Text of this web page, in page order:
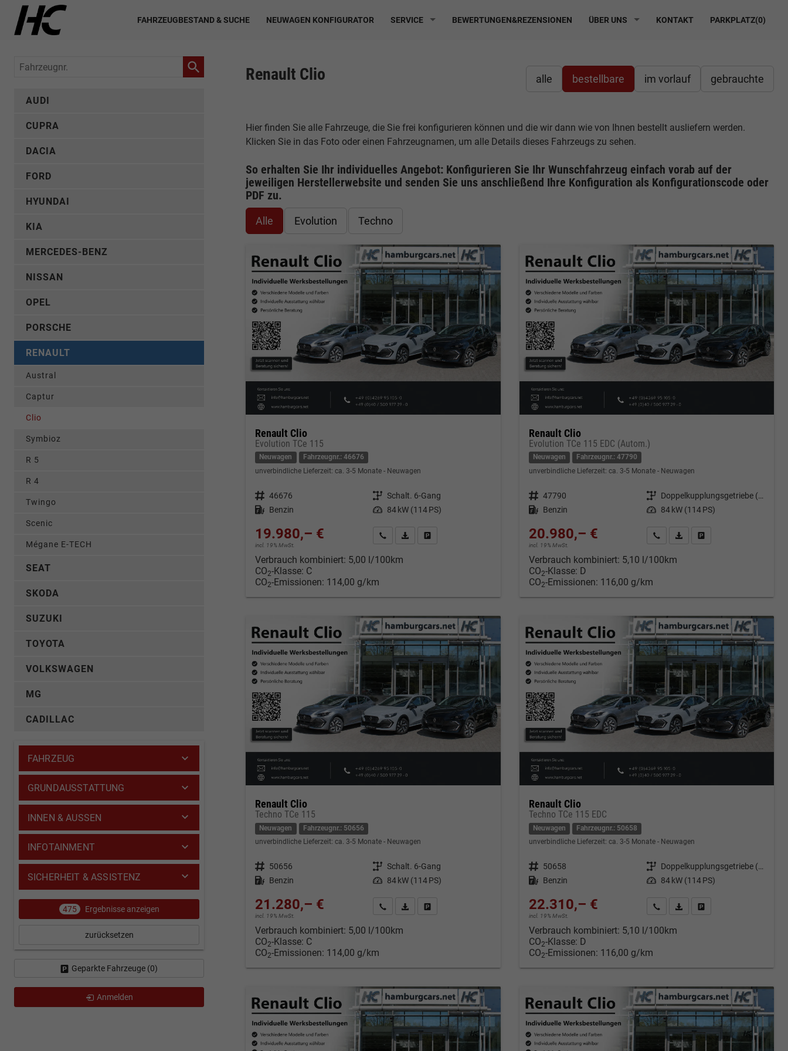
FAHRZEUGBESTAND & SUCHE NEUWAGEN KONFIGURATOR SERVICE BEWERTUNGEN&REZENSIONEN ÜBER UNS KONTAKT PARKPLATZ(0)
alle bestellbare im vorlauf gebrauchte
Renault Clio
Hier finden Sie alle Fahrzeuge, die Sie frei konfigurieren können und die wir dann wie von Ihnen bestellt ausliefern werden.
Klicken Sie in das Foto oder einen Fahrzeugnamen, um alle Details dieses Fahrzeugs zu sehen.
So erhalten Sie Ihr individuelles Angebot: Konfigurieren Sie Ihr Wunschfahrzeug einfach vorab auf der
jeweiligen Herstellerwebsite und senden Sie uns anschließend Ihre Konfiguration als Konfigurationscode oder
PDF zu.
Alle Evolution Techno
Renault Clio
Evolution TCe 115
Neuwagen
Fahrzeugnr.: 46676
unverbindliche Lieferzeit: ca. 3-5 Monate Neuwagen
Fahrzeugnr. 46676 Getriebe Schalt. 6-Gang
Kraftstoff Benzin Leistung 84 kW (114 PS)
19.980,– €
incl. 19% MwSt.
Kontakt & Angebot anfordern
PDF-Datei, Fahrzeugexposé drucken
Fahrzeug merken/Expose drucken
Verbrauch kombiniert: 5,00 l/100km
CO2-Klasse: C
CO2-Emissionen: 114,00 g/km
Renault Clio
Evolution TCe 115 EDC (Autom.)
Neuwagen
Fahrzeugnr.: 47790
unverbindliche Lieferzeit: ca. 3-5 Monate Neuwagen
Fahrzeugnr. 47790 Getriebe
Doppelkupplungsgetriebe (DSG)
Kraftstoff Benzin Leistung 84 kW (114 PS)
20.980,– €
incl. 19% MwSt.
Kontakt & Angebot anfordern
PDF-Datei, Fahrzeugexposé
Fahrzeug merken/Expose
Verbrauch kombiniert: 5,10 l/100km
CO2-Klasse: D
CO2-Emissionen: 116,00 g/km
Renault Clio
Techno TCe 115
Neuwagen
Fahrzeugnr.: 50656
unverbindliche Lieferzeit: ca. 3-5 Monate Neuwagen
Fahrzeugnr. 50656 Getriebe Schalt. 6-Gang
Kraftstoff Benzin Leistung 84 kW (114 PS)
21.280,– €
incl. 19% MwSt.
Kontakt & Angebot anfordern
PDF-Datei, Fahrzeugexposé drucken
Fahrzeug merken/Expose drucken
Verbrauch kombiniert: 5,00 l/100km
CO2-Klasse: C
CO2-Emissionen: 114,00 g/km
Renault Clio
Techno TCe 115 EDC
Neuwagen
Fahrzeugnr.: 50658
unverbindliche Lieferzeit: ca. 3-5 Monate Neuwagen
Fahrzeugnr. 50658 Getriebe
Doppelkupplungsgetriebe (DSG)
Kraftstoff Benzin Leistung 84 kW (114 PS)
22.310,– €
incl. 19% MwSt.
Kontakt & Angebot anfordern
PDF-Datei, Fahrzeugexposé
Fahrzeug merken/Expose
Verbrauch kombiniert: 5,10 l/100km
CO2-Klasse: D
CO2-Emissionen: 116,00 g/km
Fahrzeugnr.
AUDI
CUPRA
DACIA
FORD
HYUNDAI
KIA
MERCEDES-BENZ
NISSAN
OPEL
PORSCHE
RENAULT
Austral
Captur
Clio
Symbioz
R 5
R 4
Twingo
Scenic
Mégane E-TECH
SEAT
SKODA
SUZUKI
TOYOTA
VOLKSWAGEN
MG
CADILLAC
FAHRZEUG
GRUNDAUSSTATTUNG
INNEN & AUSSEN
INFOTAINMENT
SICHERHEIT & ASSISTENZ
475 Ergebnisse anzeigen
zurücksetzen
Geparkte Fahrzeuge (0)
Anmelden